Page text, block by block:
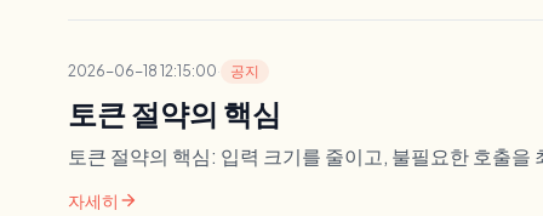
2026-06-18 12:15:00· 공지
토큰 절약의 핵심
토큰 절약의 핵심: 입력 크기를 줄이고, 불필요한 호출을
자세히 arrow_forward